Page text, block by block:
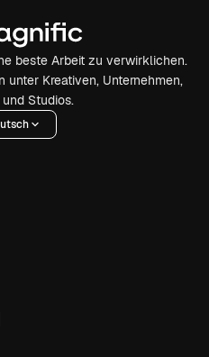
beste Arbeit zu verwirklichen.
unter Kreativen, Unternehmen,
Studios.